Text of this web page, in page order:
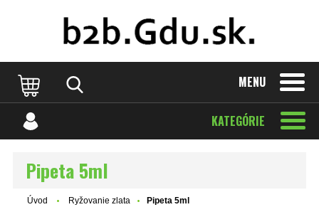
MENU
KATEGÓRIE
Pipeta 5ml
Úvod Ryžovanie zlata Pipeta 5ml